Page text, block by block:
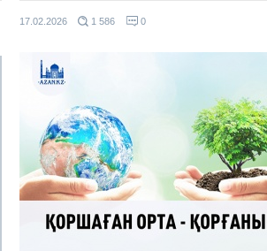
17.02.2026 1 586 0